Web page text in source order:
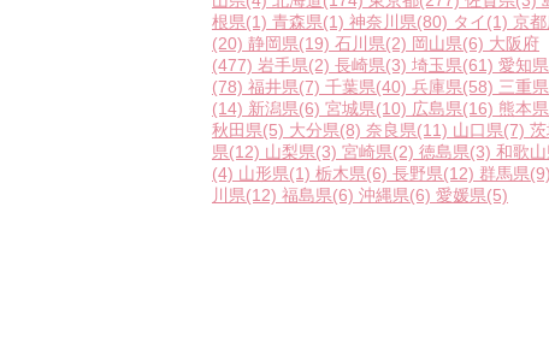
根県(1) 青森県(1) 神奈川県(80) タイ(1) 京
(20) 静岡県(19) 石川県(2) 岡山県(6) 大阪府
(477) 岩手県(2) 長崎県(3) 埼玉県(61) 愛知県
(78) 福井県(7) 千葉県(40) 兵庫県(58) 三重県
(14) 新潟県(6) 宮城県(10) 広島県(16) 熊本県
秋田県(5) 大分県(8) 奈良県(11) 山口県(7)
県(12) 山梨県(3) 宮崎県(2) 徳島県(3) 和歌山
(4) 山形県(1) 栃木県(6) 長野県(12) 群馬県(9)
川県(12) 福島県(6) 沖縄県(6) 愛媛県(5)